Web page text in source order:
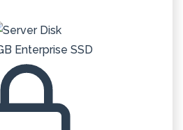
Enterprise SSD